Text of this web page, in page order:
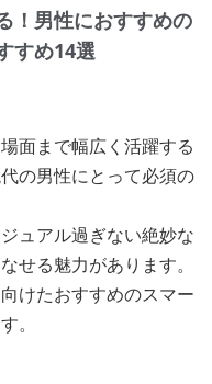
！男性におすすめの
すめ14選
面まで幅広く活躍する
の男性にとって必須の
ュアル過ぎない絶妙な
せる魅力があります。
けたおすすめのスマー
。